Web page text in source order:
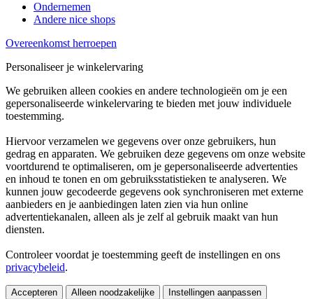
Ondernemen
Andere nice shops
Overeenkomst herroepen
Personaliseer je winkelervaring
We gebruiken alleen cookies en andere technologieën om je een
gepersonaliseerde winkelervaring te bieden met jouw individuele
toestemming.
Hiervoor verzamelen we gegevens over onze gebruikers, hun
gedrag en apparaten. We gebruiken deze gegevens om onze website
voortdurend te optimaliseren, om je gepersonaliseerde advertenties
en inhoud te tonen en om gebruiksstatistieken te analyseren. We
kunnen jouw gecodeerde gegevens ook synchroniseren met externe
aanbieders en je aanbiedingen laten zien via hun online
advertentiekanalen, alleen als je zelf al gebruik maakt van hun
diensten.
Controleer voordat je toestemming geeft de instellingen en ons
privacybeleid.
Accepteren Alleen noodzakelijke Instellingen aanpassen